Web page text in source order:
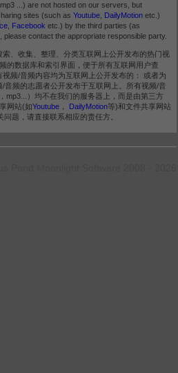
...) are not hosted on our servers, but
sites (such as Youtube DailyMotion etc.)
Facebook etc.) by the third parties (as
contact the appropriate responsible party.
索、收集、整理、分类互联网上公开发布的热门视
的数据库和索引界面，便于所有互联网用户查
频/音频内容均为互联网上公开发布的： 或者为
频的志愿者公开发布于互联网上。所有视频/音
mp3...）均不在我们的服务器上，而是由第三方
网站(如Youtube DailyMotion等)和文件共享网站
问题，请直接联系相应的责任方。